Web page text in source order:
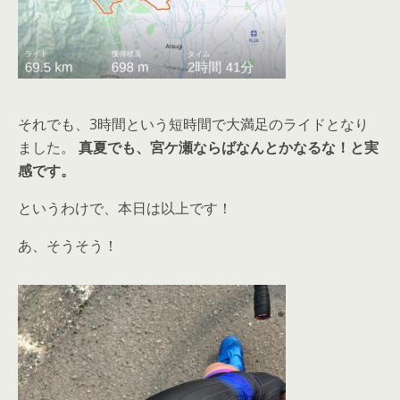
それでも、3時間という短時間で大満足のライドとなり
ました。 真夏でも、宮ケ瀬ならばなんとかなるな！と実
感です。
というわけで、本日は以上です！
あ、そうそう！